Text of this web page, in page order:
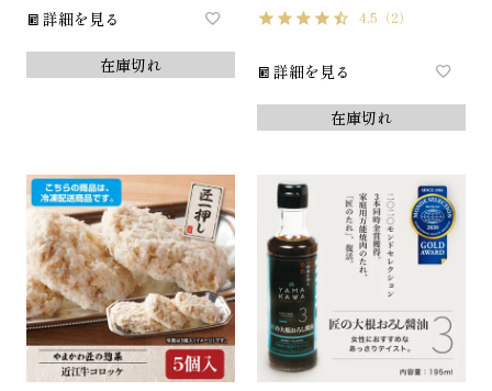
詳細を見る
在庫切れ
4.5 （2）
詳細を見る
在庫切れ